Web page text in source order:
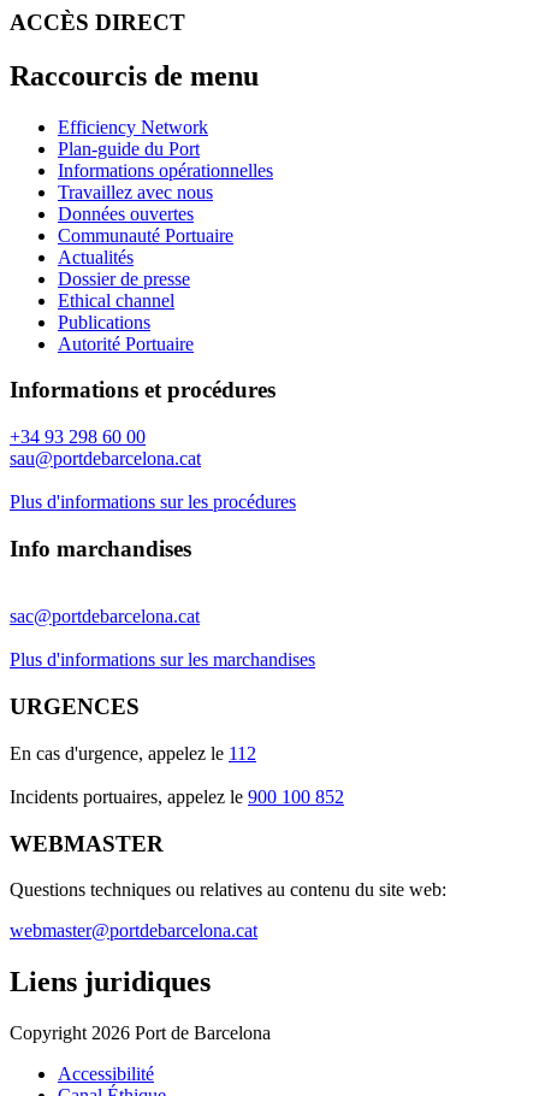
ACCÈS DIRECT
Raccourcis de menu
Efficiency Network
Plan-guide du Port
Informations opérationnelles
Travaillez avec nous
Données ouvertes
Communauté Portuaire
Actualités
Dossier de presse
Ethical channel
Publications
Autorité Portuaire
Informations et procédures
+34 93 298 60 00
sau@portdebarcelona.cat
Plus d'informations sur les procédures
Info marchandises
sac@portdebarcelona.cat
Plus d'informations sur les marchandises
URGENCES
En cas d'urgence, appelez le 112
Incidents portuaires, appelez le 900 100 852
WEBMASTER
Questions techniques ou relatives au contenu du site web:
webmaster@portdebarcelona.cat
Liens juridiques
Copyright 2026 Port de Barcelona
Accessibilité